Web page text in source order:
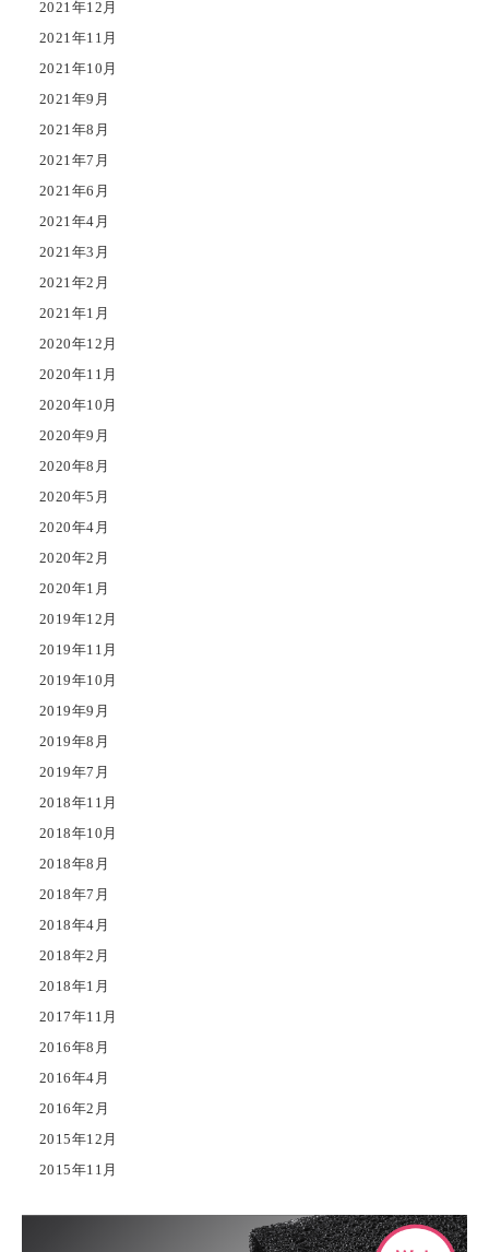
2021年12月
2021年11月
2021年10月
2021年9月
2021年8月
2021年7月
2021年6月
2021年4月
2021年3月
2021年2月
2021年1月
2020年12月
2020年11月
2020年10月
2020年9月
2020年8月
2020年5月
2020年4月
2020年2月
2020年1月
2019年12月
2019年11月
2019年10月
2019年9月
2019年8月
2019年7月
2018年11月
2018年10月
2018年8月
2018年7月
2018年4月
2018年2月
2018年1月
2017年11月
2016年8月
2016年4月
2016年2月
2015年12月
2015年11月